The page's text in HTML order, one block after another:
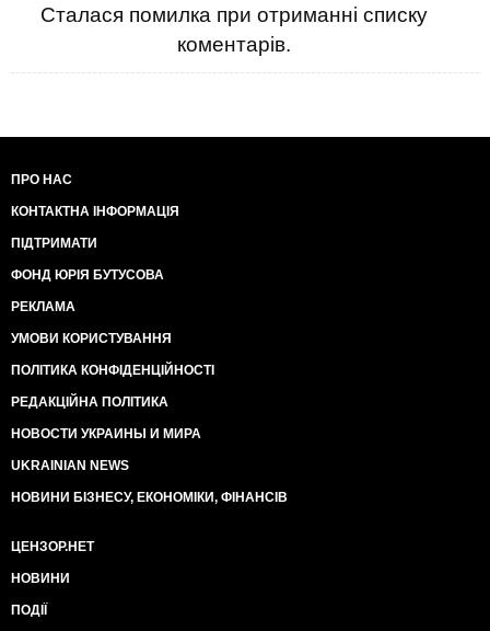
Сталася помилка при отриманні списку
коментарів.
ПРО НАС
КОНТАКТНА ІНФОРМАЦІЯ
ПІДТРИМАТИ
ФОНД ЮРІЯ БУТУСОВА
РЕКЛАМА
УМОВИ КОРИСТУВАННЯ
ПОЛІТИКА КОНФІДЕНЦІЙНОСТІ
РЕДАКЦІЙНА ПОЛІТИКА
НОВОСТИ УКРАИНЫ И МИРА
UKRAINIAN NEWS
НОВИНИ БІЗНЕСУ, ЕКОНОМІКИ, ФІНАНСІВ
ЦЕНЗОР.НЕТ
НОВИНИ
ПОДІЇ